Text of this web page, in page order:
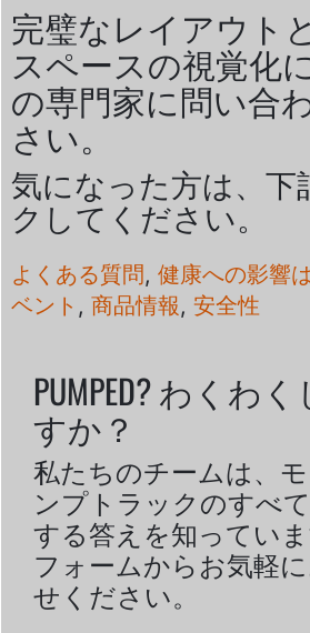
完璧なレイアウト
スペースの視覚化
の専門家に問い合
さい。
気になった方は、下
クしてください。
よくある質問, 健康への影響
ベント , 商品情報, 安全性
PUMPED? わくわ
すか？
私たちのチームは、
ンプトラックのすべ
する答えを知ってい
フォームからお気軽
せください。